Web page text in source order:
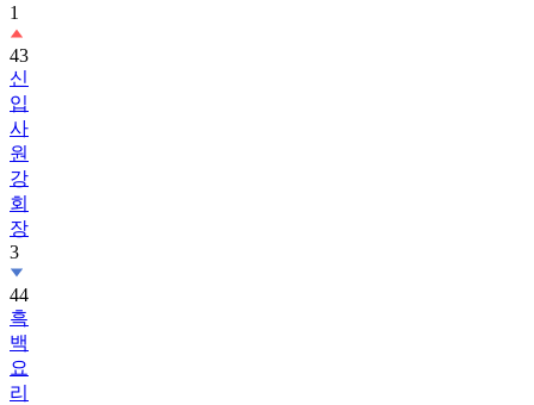
1
43
신
입
사
원
강
회
장
3
44
흑
백
요
리